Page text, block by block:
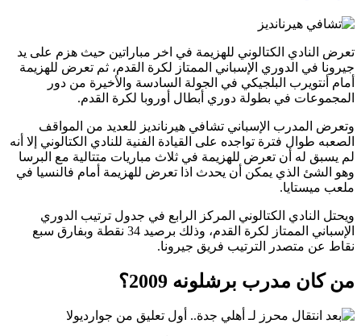
تعرض النادي الكتالوني للهزيمة في اخر مباراتين حيث هزم على يد
جيرونا في الدوري الإسباني الممتاز لكرة القدم، ثم تعرض للهزيمة
أمام أنتويرب البلجيكي في الجولة السادسة والأخيرة من دور
المجموعات في بطولة دوري أبطال أوروبا لكرة القدم.
وتعرض المدرب الإسباني تشافي هيرنانديز للعديد من المواقف
الصعبه طوال فترة تواجده على القيادة الفنية للنادي الكتالوني إلا أنه
لم يسبق له أن تعرض للهزيمة في ثلاث مباريات متتالية مع البرسا
وهو الشئ الذي يمكن أن يحدث اذا تعرض للهزيمة أمام فالنسيا في
ملعب ميستايا.
ويحتل النادي الكتالوني المركز الرابع في جدول ترتيب الدوري
الإسباني الممتاز لكرة القدم، وذلك برصيد 34 نقطة وبفارق سبع
نقاط عن متصدر الترتيب فريق جيرونا.
من كان مدرب برشلونه 2009؟